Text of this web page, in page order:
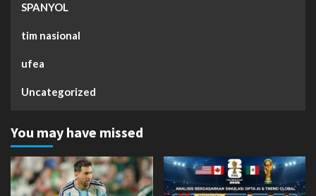
SPANYOL
tim nasional
ufea
Uncategorized
You may have missed